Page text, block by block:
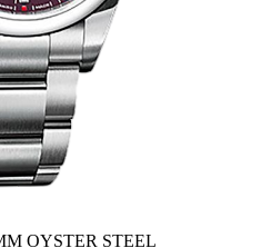
OYSTER STEEL